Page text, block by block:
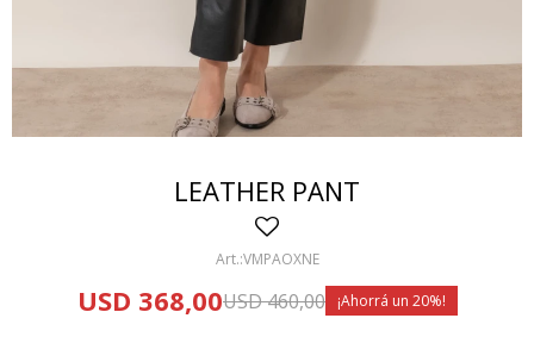
LEATHER PANT
VMPAOXNE
USD 368,00USD460,00 20